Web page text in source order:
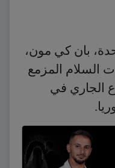
بان كي مون،
السلام المزمع
الجاري في